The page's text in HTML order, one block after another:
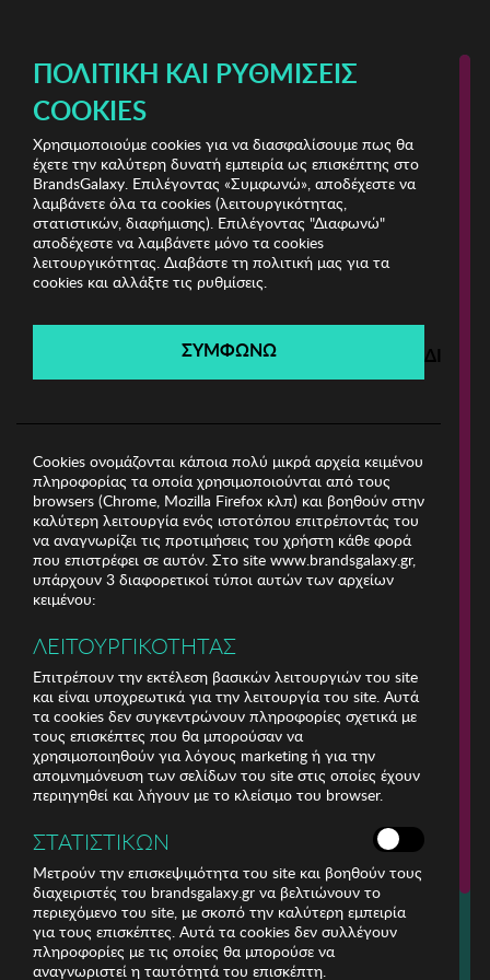
Home Bazaar Vol.2 ΣΠΙΤΙ
Home Bazaar Vol.2
Λήγει σε: 00ημέρες | 00ώρες 00λεπτά 00δευτ.
Filters
Για τηλεφωνικές παραγγελίες καλέστε
211 18 94 400
(Δευτέρα έως Παρασκευή 9:30 - 14:30 & 24ώρες Φωνητική Πύλη)
ΠΟΛΙΤΙΚΉ ΚΑΙ ΡΥΘΜΊΣΕΙΣ
COOKIES
Χρησιμοποιούμε cookies για να διασφαλίσουμε πως θα
έχετε την καλύτερη δυνατή εμπειρία ως επισκέπτης στο
BrandsGalaxy. Επιλέγοντας «Συμφωνώ», αποδέχεστε να
λαμβάνετε όλα τα cookies (λειτουργικότητας,
στατιστικών, διαφήμισης). Επιλέγοντας "Διαφωνώ"
αποδέχεστε να λαμβάνετε μόνο τα cookies
λειτουργικότητας. Διαβάστε τη πολιτική μας για τα
cookies και αλλάξτε τις ρυθμίσεις.
ΣΥΜΦΩΝΩ
Cookies ονομάζονται κάποια πολύ μικρά αρχεία κειμένου
πληροφορίας τα οποία χρησιμοποιούνται από τους
browsers (Chrome, Mozilla Firefox κλπ) και βοηθούν στην
καλύτερη λειτουργία ενός ιστοτόπου επιτρέποντάς του
να αναγνωρίζει τις προτιμήσεις του χρήστη κάθε φορά
που επιστρέφει σε αυτόν. Στο site www.brandsgalaxy.gr,
υπάρχουν 3 διαφορετικοί τύποι αυτών των αρχείων
κειμένου:
ΛΕΙΤΟΥΡΓΙΚΟΤΗΤΑΣ
Επιτρέπουν την εκτέλεση βασικών λειτουργιών του site
και είναι υποχρεωτικά για την λειτουργία του site. Αυτά
τα cookies δεν συγκεντρώνουν πληροφορίες σχετικά με
τους επισκέπτες που θα μπορούσαν να
χρησιμοποιηθούν για λόγους marketing ή για την
απομνημόνευση των σελίδων του site στις οποίες έχουν
περιηγηθεί και λήγουν με το κλείσιμο του browser.
ΣΤΑΤΙΣΤΙΚΩΝ
Μετρούν την επισκεψιμότητα του site και βοηθούν τους
διαχειριστές του brandsgalaxy.gr να βελτιώνουν το
περιεχόμενο του site, με σκοπό την καλύτερη εμπειρία
για τους επισκέπτες. Αυτά τα cookies δεν συλλέγουν
πληροφορίες με τις οποίες θα μπορούσε να
αναγνωριστεί η ταυτότητά του επισκέπτη.